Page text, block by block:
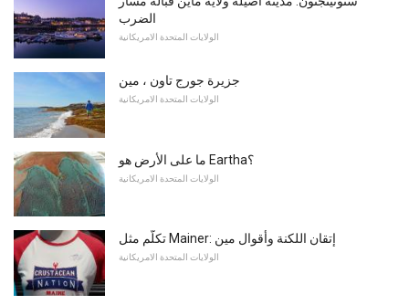
الضرب
الولايات المتحدة الامريكانية
جزيرة جورج تاون ، مين
الولايات المتحدة الامريكانية
ما على الأرض هو Eartha؟
الولايات المتحدة الامريكانية
تكلّم مثل Mainer: إتقان اللكنة وأقوال مين
الولايات المتحدة الامريكانية